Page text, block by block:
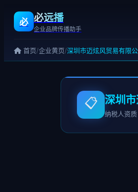
必 必远播
企业品牌传播助手
首页/企业黄页/深圳市迈炫风贸易有限
📋 深圳
纳税人资